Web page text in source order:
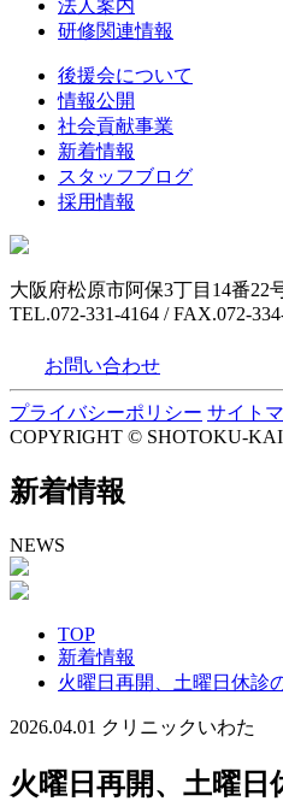
法人案内
研修関連情報
後援会について
情報公開
社会貢献事業
新着情報
スタッフブログ
採用情報
大阪府松原市阿保3丁目14番22
TEL.072-331-4164 / FAX.072-
お問い合わせ
プライバシーポリシー サイト
COPYRIGHT © SHOTOKU-
新着情報
NEWS
TOP
新着情報
火曜日再開、土曜日休診
2026.04.01 クリニックいわた
火曜日再開、土曜日